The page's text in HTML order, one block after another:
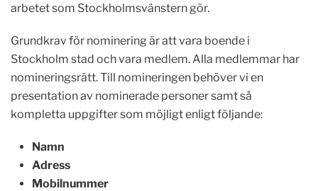
arbetet som Stockholmsvänstern gör.
Grundkrav för nominering är att vara boende i
Stockholm stad och vara medlem. Alla medlemmar har
nomineringsrätt. Till nomineringen behöver vi en
presentation av nominerade personer samt så
kompletta uppgifter som möjligt enligt följande:
Namn
Adress
Mobilnummer